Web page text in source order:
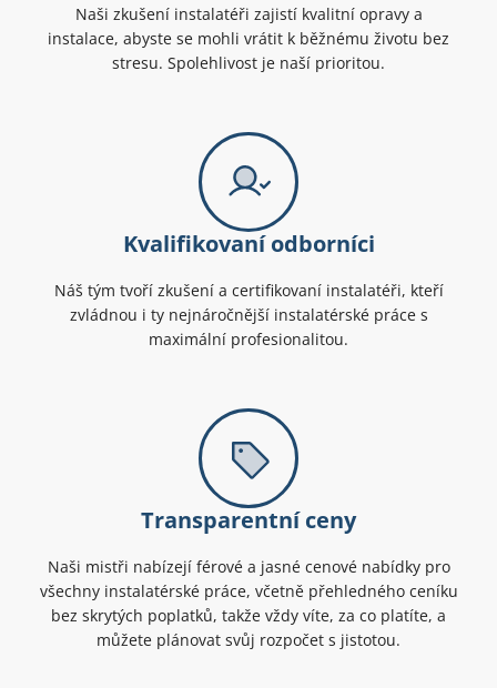
Naši zkušení instalatéři zajistí kvalitní opravy a
instalace, abyste se mohli vrátit k běžnému životu bez
stresu. Spolehlivost je naší prioritou.
Kvalifikovaní odborníci
Náš tým tvoří zkušení a certifikovaní instalatéři, kteří
zvládnou i ty nejnáročnější instalatérské práce s
maximální profesionalitou.
Transparentní ceny
Naši mistři nabízejí férové a jasné cenové nabídky pro
všechny instalatérské práce, včetně přehledného ceníku
bez skrytých poplatků, takže vždy víte, za co platíte, a
můžete plánovat svůj rozpočet s jistotou.